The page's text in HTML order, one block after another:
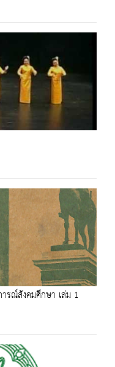
รณ์สังคมศึกษา เล่ม 1